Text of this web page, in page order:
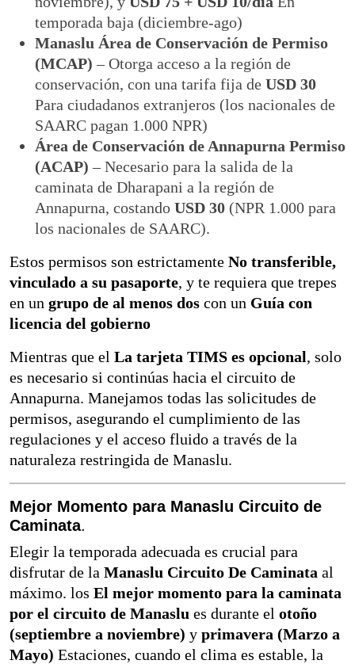
temporada baja (diciembre-ago)
Manaslu Área de Conservación de Permiso
(MCAP) – Otorga acceso a la región de
conservación, con una tarifa fija de USD 30
Para ciudadanos extranjeros (los nacionales de
SAARC pagan 1.000 NPR)
Área de Conservación de Annapurna Permiso
(ACAP) – Necesario para la salida de la
caminata de Dharapani a la región de
Annapurna, costando USD 30 (NPR 1.000 para
los nacionales de SAARC).
Estos permisos son estrictamente No transferible,
vinculado a su pasaporte, y te requiera que trepes
en un grupo de al menos dos con un Guía con
licencia del gobierno
Mientras que el La tarjeta TIMS es opcional, solo
es necesario si continúas hacia el circuito de
Annapurna. Manejamos todas las solicitudes de
permisos, asegurando el cumplimiento de las
regulaciones y el acceso fluido a través de la
naturaleza restringida de Manaslu.
Mejor Momento para Manaslu Circuito de
Caminata.
Elegir la temporada adecuada es crucial para
disfrutar de la Manaslu Circuito De Caminata al
máximo. los El mejor momento para la caminata
por el circuito de Manaslu es durante el otoño
(septiembre a noviembre) y primavera (Marzo a
Mayo) Estaciones, cuando el clima es estable, la